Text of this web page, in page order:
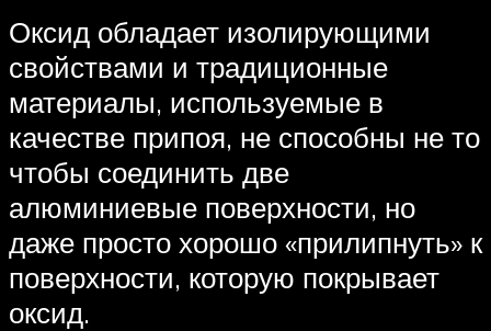
Оксид обладает изолирующими
свойствами и традиционные
материалы, используемые в
качестве припоя, не способны не то
чтобы соединить две
алюминиевые поверхности, но
даже просто хорошо «прилипнуть» к
поверхности, которую покрывает
оксид.